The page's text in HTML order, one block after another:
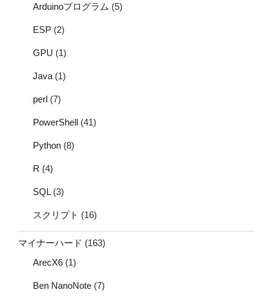
Arduinoプログラム (5)
ESP (2)
GPU (1)
Java (1)
perl (7)
PowerShell (41)
Python (8)
R (4)
SQL(3)
スクリプト (16)
マイナーハード (163)
ArecX6 (1)
Ben NanoNote (7)